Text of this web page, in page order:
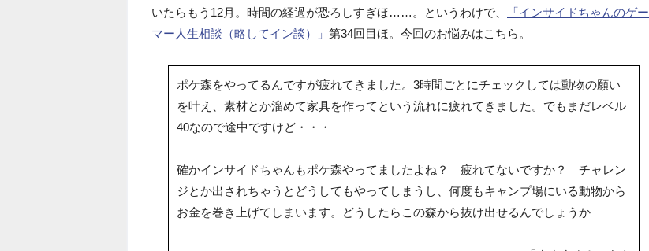
いたらもう12月。時間の経過が恐ろしすぎほ……。というわけで、
「インサイドちゃんのゲー
マー人生相談（略してイン談）」 第34回目ほ。今回のお悩みはこちら。
ポケ森をやってるんですが疲れてきました。3時間ごとにチェックしては動物の願い
を叶え、素材とか溜めて家具を作ってという流れに疲れてきました。でもまだレベル
40なので途中ですけど・・・
確かインサイドちゃんもポケ森やってましたよね？ 疲れてないですか？ チャレン
ジとか出されちゃうとどうしてもやってしまうし、何度もキャンプ場にいる動物から
お金を巻き上げてしまいます。どうしたらこの森から抜け出せるんでしょうか